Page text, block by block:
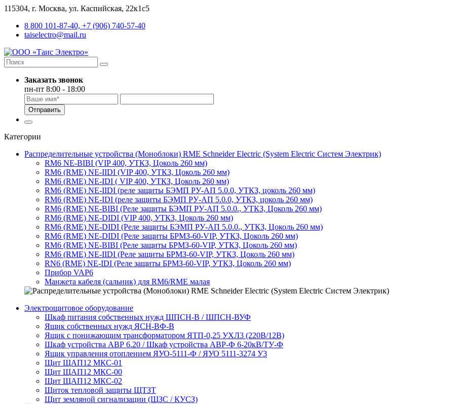
115304, г. Москва, ул. Каспийская, 22к1с5
8 800 101-87-40, +7 (906) 740-57-40
taiselectro@mail.ru
Заказать звонок
пн-пт 8:00 - 18:00
Отправить
Категории
Распределительные устройства (Моноблоки) RME Schneider Electric (System Electric Систем Электрик)
RM6 NE-BIBI (VIP 400, УТКЗ, Цоколь 260 мм)
RM6 (RME) NE-IIDI (VIP 400, УТКЗ, Цоколь 260 мм)
RM6 (RME) NE-IDI ( VIP 400, УТКЗ, Цоколь 260 мм)
RM6 (RME) NE-IIDI (реле защиты БЭМП РУ-АП 5.0.0, УТКЗ, цоколь 260 мм)
RM6 (RME) NE-IDI (реле защиты БЭМП РУ-АП 5.0.0, УТКЗ, цоколь 260 мм)
RM6 (RME) NE-BIBI (Реле защиты БЭМП РУ-АП 5.0.0., УТКЗ, Цоколь 260 мм)
RM6 (RME) NE-DIDI (VIP 400, УТКЗ, Цоколь 260 мм)
RM6 (RME) NE-DIDI (Реле защиты БЭМП РУ-АП 5.0.0., УТКЗ, Цоколь 260 мм)
RM6 (RME) NE-DIDI (Реле защиты БРМЗ-60-VIP, УТКЗ, Цоколь 260 мм)
RM6 (RME) NE-BIBI (Реле защиты БРМЗ-60-VIP, УТКЗ, Цоколь 260 мм)
RM6 (RME) NE-IIDI (Реле защиты БРМЗ-60-VIP, УТКЗ, Цоколь 260 мм)
RN6 (RME) NE-IDI (Реле защиты БРМЗ-60-VIP, УТКЗ, Цоколь 260 мм)
Прибор VAP6
Манжета кабеля (сальник) для RM6/RME малая
Электрощитовое оборудование
Шкаф питания собственных нужд ШПСН-В / ШПСН-ВУФ
Ящик собственных нужд ЯСН-ВФ-В
Ящик с понижающим трансформатором ЯТП-0,25 УХЛ3 (220В/12В)
Шкаф устройства АВР 6.20 / Шкаф устройства АВР-Ф 6-20кВ/ТУ-Ф
Ящик управления отоплением ЯУО-5111-Ф / ЯУО 5111-3274 У3
Щит ЩАП12 МКС-01
Щит ЩАП12 МКС-00
Щит ЩАП12 МКС-02
Щиток тепловой защиты ЩТЗТ
Щит земляной сигнализации (ЩЗС / КУСЗ)